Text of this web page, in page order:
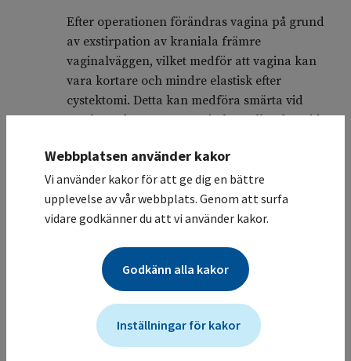
Efter operationen förändras vagina på grund
av exstirpation av kraniala främre
vaginalväggen, vilket medför att vagina kan
vara kortare och mindre elastisk efter
cystektomi. Detta kan medföra smärta vid
omslutande sex. Den genitala svullnaden vid
nervskada vid operationen.
Sexuell hälsa hos kvinnor är fortfarande
underbeforskat [5], inklusion i kliniska studier
nationella studien (ISRCTN18217210) som
undersöker sexuell hälsa efter cystektomi med
Efter operationen kan förmågan till orgasm
Webbplatsen använder kakor
Vi använder kakor för att ge dig en bättre
upplevelse av vår webbplats. Genom att surfa
vidare godkänner du att vi använder kakor.
Godkänn alla kakor
Inställningar för kakor